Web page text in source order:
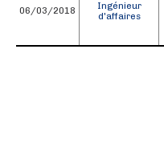
06/03/2018
Ingénieur
d'affaires